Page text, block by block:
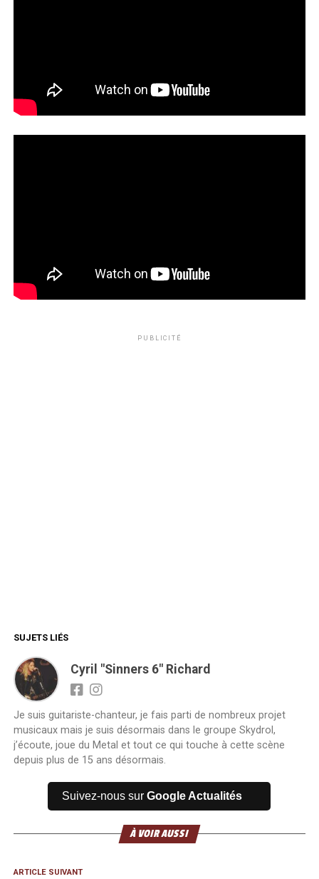
PUBLICITÉ
SUJETS LIÉS
Cyril "Sinners 6" Richard
Je suis guitariste-chanteur, je fais parti de nombreux projet
musicaux mais je suis désormais dans le groupe Skydrol,
j’écoute, joue du Metal et tout ce qui touche à cette scène
depuis plus de 15 ans désormais.
Suivez-nous surGoogle Actualités
À VOIR AUSSI
ARTICLE SUIVANT